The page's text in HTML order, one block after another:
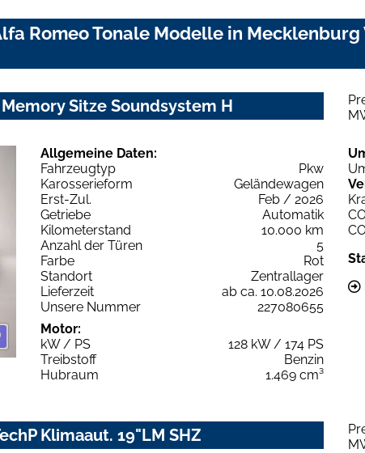
Romeo Tonale Modelle in
Sitze Soundsystem H
Allgemeine Daten:
Fahrzeugtyp
Pkw
Karosserieform
Geländewagen
Erst-Zul.
Feb / 2026
Getriebe
Automatik
Kilometerstand
10.000 km
Anzahl der Türen
5
Farbe
Rot
Standort
Zentrallager
Lieferzeit
ab ca. 10.08.2026
Unsere Nummer
227080655
Motor:
kW / PS
128 kW / 174 PS
Treibstoff
Benzin
Hubraum
1.469 cm³
Klimaaut. 19"LM SHZ